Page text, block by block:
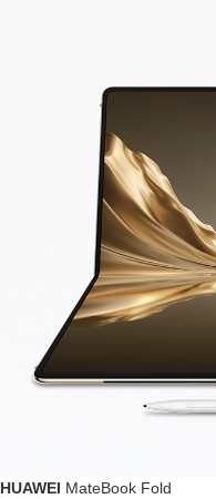
HUAWEI MateBook Fold